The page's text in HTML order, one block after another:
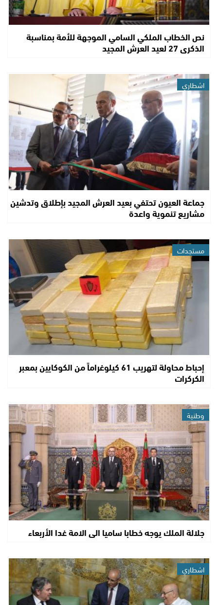
نص الخطاب الملكي السامي الموجهة للأمة بمناسبة
الذكرى 27 لعيد العرش المجيد
اشطاري
جماعة العيون تحتفي بعيد العرش المجيد بإطلاق وتدشين
مشاريع تنموية واعدة
مستجدات
إحباط محاولة لتهريب 61 كيلوغراماً من الكوكايين بمعبر
الكركرات
وطنية
جلالة الملك يوجه خطابا ساميا الى الامة غدا الأربعاء
اشطاري